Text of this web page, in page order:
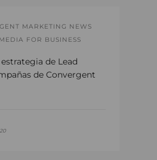
MARKETING NEWS
FOR BUSINESS
de Lead
de Convergent